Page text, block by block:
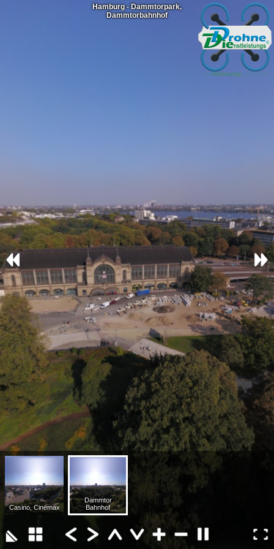
Casino, Cinemax
Dammtor
Bahnhof
Hamburg - Dammtorpark,
Dammtorbahnhof